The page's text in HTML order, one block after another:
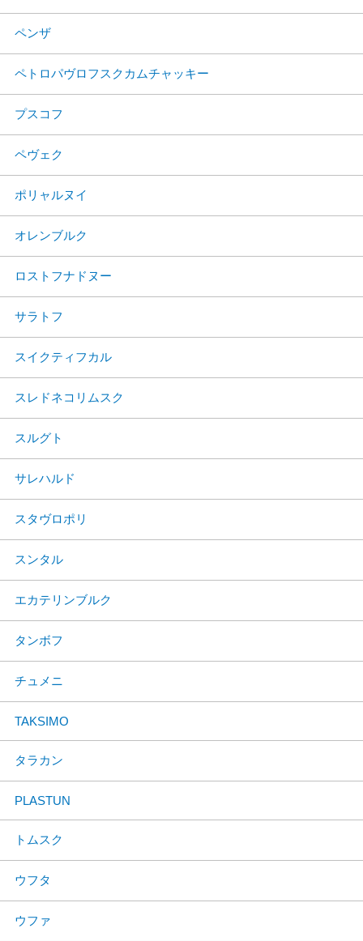
ペンザ
ペトロパヴロフスクカムチャッキー
プスコフ
ペヴェク
ポリャルヌイ
オレンブルク
ロストフナドヌー
サラトフ
スイクティフカル
スレドネコリムスク
スルグト
サレハルド
スタヴロポリ
スンタル
エカテリンブルク
タンボフ
チュメニ
TAKSIMO
タラカン
PLASTUN
トムスク
ウフタ
ウファ